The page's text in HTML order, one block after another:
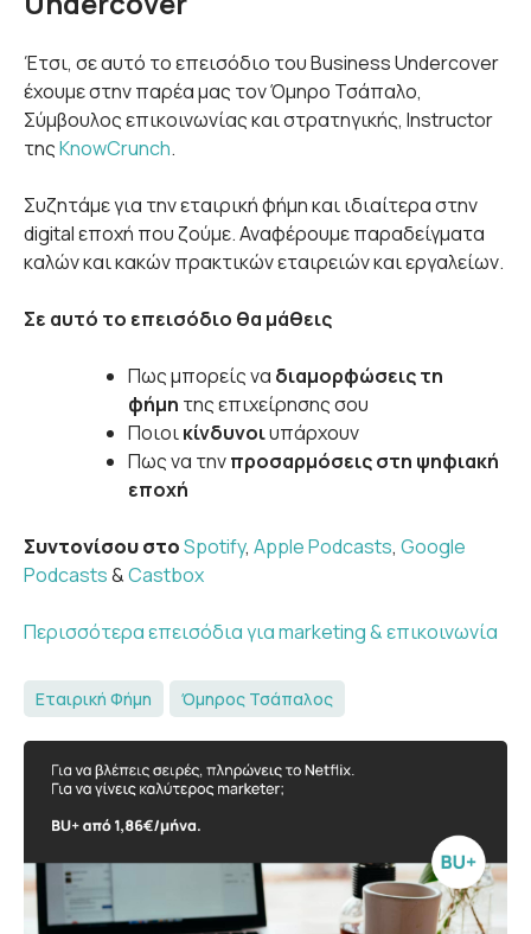
Έτσι, σε αυτό το επεισόδιο του Business Undercover
έχουμε στην παρέα μας τον Όμηρο Τσάπαλο,
Σύμβουλος επικοινωνίας και στρατηγικής, Instructor
τηςKnowCrunch.
Συζητάμε για την εταιρική φήμη και ιδιαίτερα στην
digital εποχή που ζούμε. Αναφέρουμε παραδείγματα
καλών και κακών πρακτικών εταιρειών και εργαλείων.
Σε αυτό το επεισόδιο θα μάθεις
Πως μπορείς να διαμορφώσεις τη
φήμη της επιχείρησης σου
Ποιοικίνδυνοιυπάρχουν
Πως να τηνπροσαρμόσεις στη ψηφιακή
εποχή
Συντονίσου στοSpotify, Apple Podcasts, Google
Podcasts&Castbox
Περισσότερα επεισόδια για marketing & επικοινωνία
Εταιρική Φήμη Όμηρος Τσάπαλος